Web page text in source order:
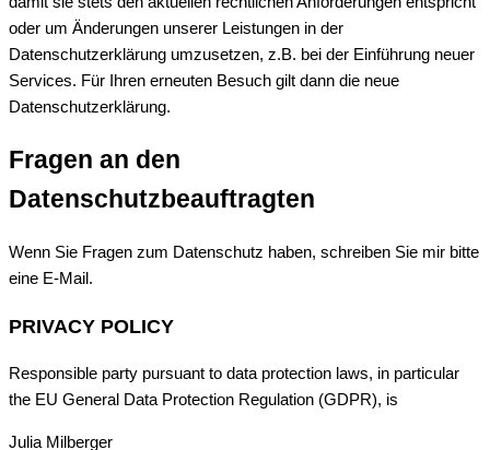
oder um Änderungen unserer Leistungen in der
Datenschutzerklärung umzusetzen, z.B. bei der Einführung neuer
Services. Für Ihren erneuten Besuch gilt dann die neue
Datenschutzerklärung.
Fragen an den
Datenschutzbeauftragten
Wenn Sie Fragen zum Datenschutz haben, schreiben Sie mir bitte
eine E-Mail.
PRIVACY POLICY
Responsible party pursuant to data protection laws, in particular
the EU General Data Protection Regulation (GDPR), is
Julia Milberger